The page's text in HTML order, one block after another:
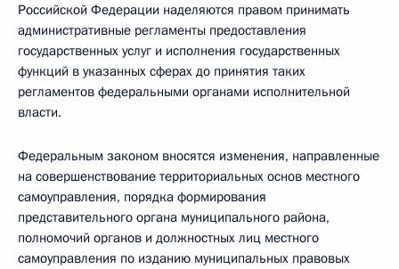
Российской Федерации наделяются правом принимать
административные регламенты предоставления
государственных услуг и исполнения государственных
функций в указанных сферах до принятия таких
регламентов федеральными органами исполнительной
власти.
Федеральным законом вносятся изменения, направленные
на совершенствование территориальных основ местного
самоуправления, порядка формирования
представительного органа муниципального района,
полномочий органов и должностных лиц местного
самоуправления по изданию муниципальных правовых